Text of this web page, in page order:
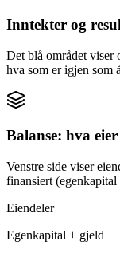
Inntekter og
Det blå området viser
hva som er igjen som
Balanse: hva
Venstre side viser
finansiert
Eiendeler
Egenkapital + gjeld